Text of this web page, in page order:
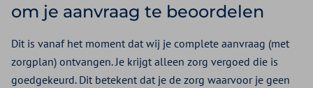
om je aanvraag te beoordelen
Dit is vanaf het moment dat wij je complete aanvraag (met
zorgplan) ontvangen. Je krijgt alleen zorg vergoed die is
goedgekeurd. Dit betekent dat je de zorg waarvoor je geen